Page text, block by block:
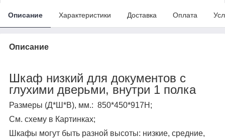
Описание Характеристики Доставка Оплата
Описание
Шкаф низкий для документов с
глухими дверьми, внутри 1 полка
Размеры (Д*Ш*В), мм.: 850*450*917Н;
См. схему в Картинках;
Шкафы могут быть разной высоты: низкие, средние,